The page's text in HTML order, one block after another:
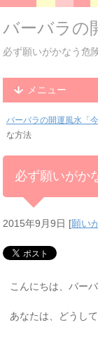
バーバラの
必ず願いがかなう危
メニュー
バーバラの開運風水「
な方法
必ず願いがか
2015年9月9日 [願い
こんにちは、バーバ
あなたは、どうし